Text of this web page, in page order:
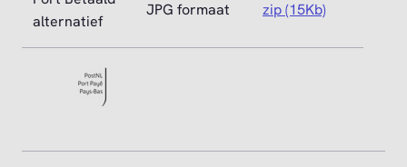
alternatief
JPG formaat zip (15Kb)